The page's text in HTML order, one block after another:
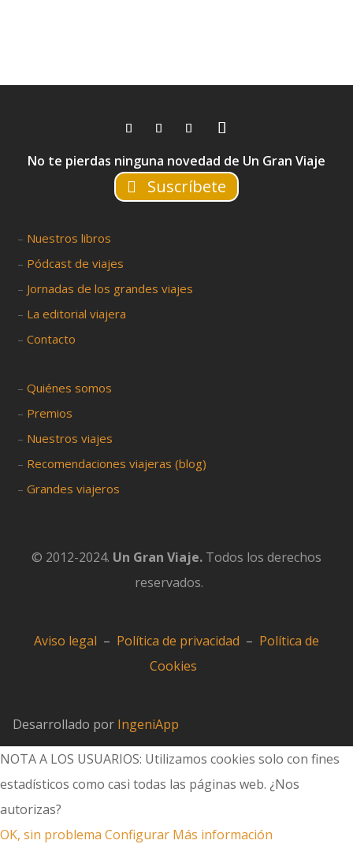
No te pierdas ninguna novedad de Un Gran Viaje
Suscríbete
– Nuestros libros
– Pódcast de viajes
– Jornadas de los grandes viajes
– La editorial viajera
–Contacto
–Quiénes somos
– Premios
– Nuestros viajes
– Recomendaciones viajeras (blog)
–Grandes viajeros
© 2012-2024. Un Gran Viaje. Todos los derechos
reservados.
Aviso legal – Política de privacidad – Política de
Cookies
Desarrollado por IngeniApp
NOTA A LOS USUARIOS: Utilizamos cookies solo con fines
estadísticos como casi todas las páginas web. ¿Nos
autorizas?
OK, sin problema Configurar Más información